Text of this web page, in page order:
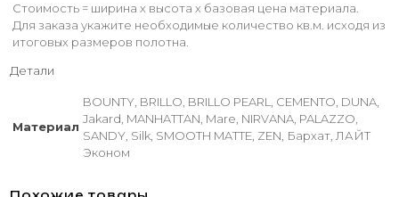
Стоимость = ширина х высота х базовая цена материала.
Для заказа укажите необходимые количество кв.м. исходя из
итоговых размеров полотна.
Детали
Материал
BOUNTY, BRILLO, BRILLO PEARL, CEMENTO, DUNA,
Jakard, MANHATTAN, Mare, NIRVANA, PALAZZO,
SANDY, Silk, SMOOTH MATTE, ZEN, Бархат, ЛАЙТ
Эконом